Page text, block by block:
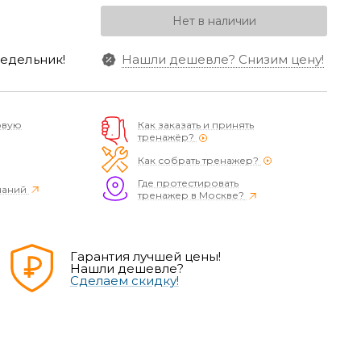
Нет в наличии
Нашли дешевле? Снизим цену!
Как заказать и принять
тренажёр?
Как собрать тренажер?
Где протестировать
тренажер в Москве?
Гарантия лучшей цены!
Нашли дешевле?
Сделаем скидку!